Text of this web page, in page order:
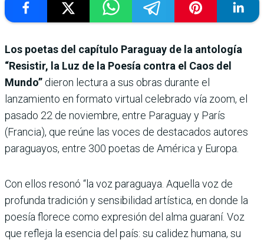
Los poetas del capítulo Paraguay de la antología
“Resistir, la Luz de la Poesía contra el Caos del
Mundo” dieron lectura a sus obras durante el
lanzamiento en formato virtual celebrado vía zoom, el
pasado 22 de noviembre, entre Paraguay y París
(Francia), que reúne las voces de destacados autores
paraguayos, entre 300 poetas de América y Europa.
Con ellos resonó “la voz paraguaya. Aquella voz de
profunda tradición y sensibilidad artística, en donde la
poesía florece como expresión del alma guaraní. Voz
que refleja la esencia del país: su calidez humana, su